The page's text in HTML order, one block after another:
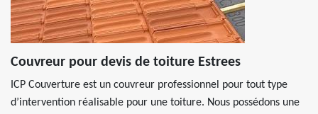
Couvreur pour devis de toiture Estrees
ICP Couverture est un couvreur professionnel pour tout type
d’intervention réalisable pour une toiture. Nous possédons une